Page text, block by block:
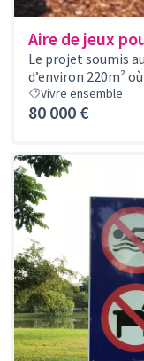
Aire de jeux
Le projet soumis
d’environ 220m²
Vivre ensemble
80 000 €